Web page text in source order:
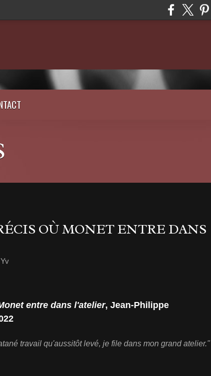
OÙ MONET ENTRE DANS
entre dans l'atelier, Jean-Philippe
travail qu'aussitôt levé, je file dans mon grand atelier."